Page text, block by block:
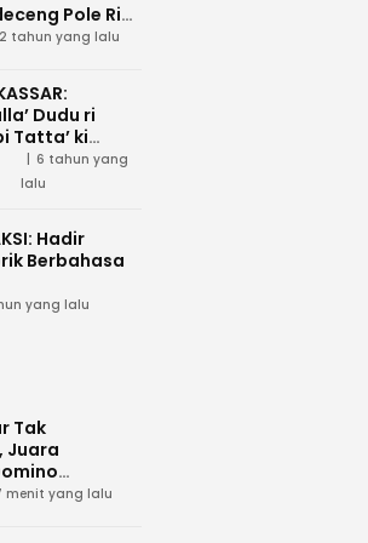
Pole Ri
Luwu Timur
2 tahun yang lalu
Dudu ri
Tatta’ ki
6 tahun yang
lalu
Hadir
Berbahasa
yang lalu
Tak
Juara
2026 Bawa
menit yang lalu